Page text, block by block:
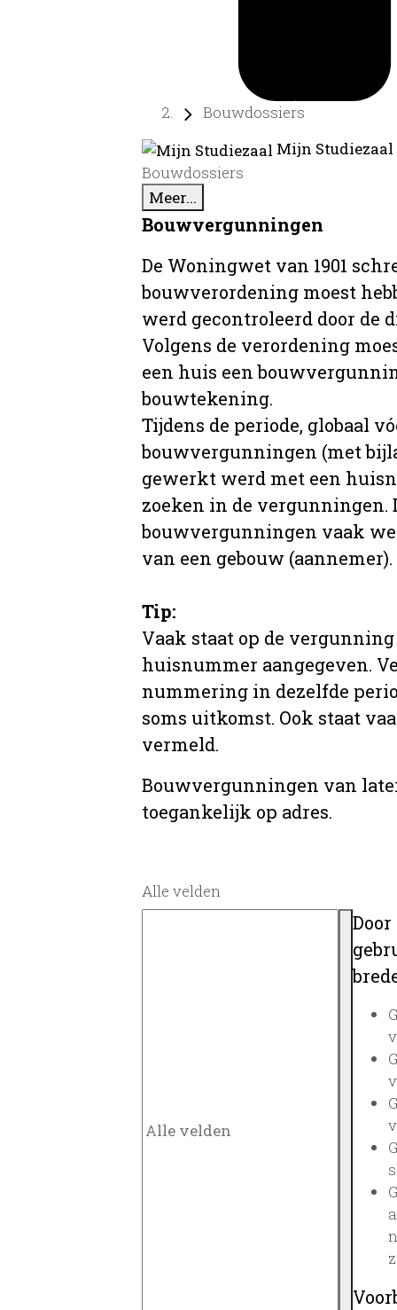
Bouwdossiers
Mijn
Bouwdossiers
Meer...
Bouwvergunningen
De Woningwet van 1901
bouwverordening moest
werd gecontroleerd door de
Volgens de verordening
een huis een
bouwtekening.
Tijdens de periode, globaal
bouwvergunningen (met
gewerkt werd met een
zoeken in de vergunningen.
bouwvergunningen vaak
van een gebouw (aannemer).
Tip:
Vaak staat op de
huisnummer aangegeven.
nummering in dezelfde
soms uitkomst. Ook staat
vermeld.
Bouwvergunningen van
toegankelijk op adres.
Alle velden